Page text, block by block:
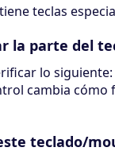
teclas
la parte del
lo
cambia cómo
teclado/